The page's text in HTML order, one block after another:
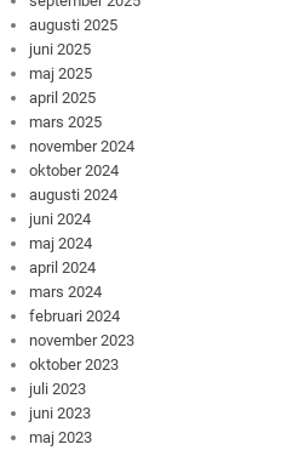
augusti 2025
juni 2025
maj 2025
april 2025
mars 2025
november 2024
oktober 2024
augusti 2024
juni 2024
maj 2024
april 2024
mars 2024
februari 2024
november 2023
oktober 2023
juli 2023
juni 2023
maj 2023